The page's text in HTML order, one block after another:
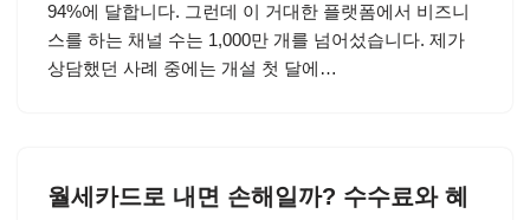
94%에 달합니다. 그런데 이 거대한 플랫폼에서 비즈니
스를 하는 채널 수는 1,000만 개를 넘어섰습니다. 제가
상담했던 사례 중에는 개설 첫 달에…
월세카드로 내면 손해일까? 수수료와 혜